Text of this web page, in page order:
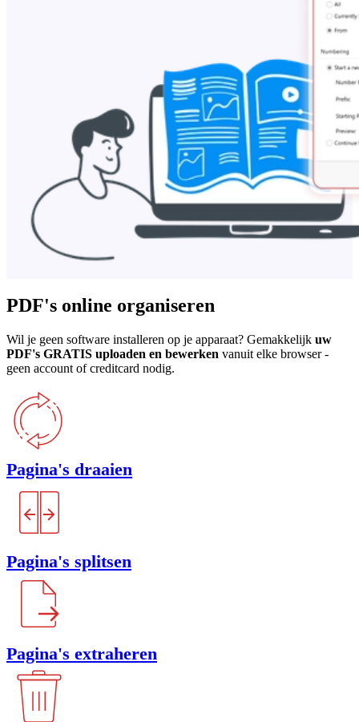
PDF's online organiseren
Wil je geen software installeren op je apparaat? Gemakkelijk uw
PDF's GRATIS uploaden en bewerken vanuit elke browser -
geen account of creditcard nodig.
Pagina's draaien
Pagina's splitsen
Pagina's extraheren